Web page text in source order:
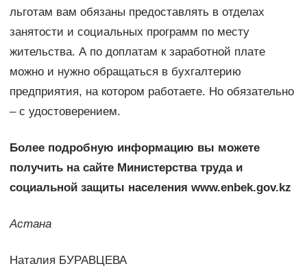
льготам вам обязаны предоставлять в отделах
занятости и социальных программ по месту
жительства. А по доплатам к заработной плате
можно и нужно обращаться в бухгалтерию
предприятия, на котором работаете. Но обязательно
– с удостоверением.
Более подробную информацию вы можете
получить на сайте Министерства труда и
социальной защиты населения www.enbek.gov.kz
Астана
Наталия БУРАВЦЕВА